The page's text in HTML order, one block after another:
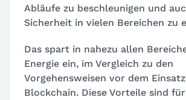
Abläufe zu beschleunigen und
Sicherheit in vielen Bereichen zu
Das spart in nahezu allen
Energie ein, im Vergleich zu den
Vorgehensweisen vor dem
Blockchain. Diese Vorteile sind